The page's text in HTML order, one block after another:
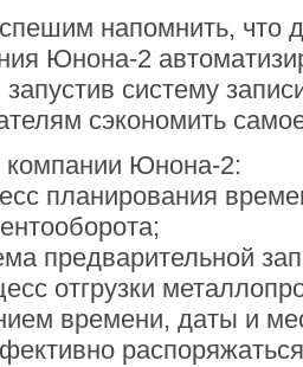
напомнить, что
Юнона-2
систему
сэкономить
компании Юнона-2:
планирования
предварительной
отгрузки
времени, даты и